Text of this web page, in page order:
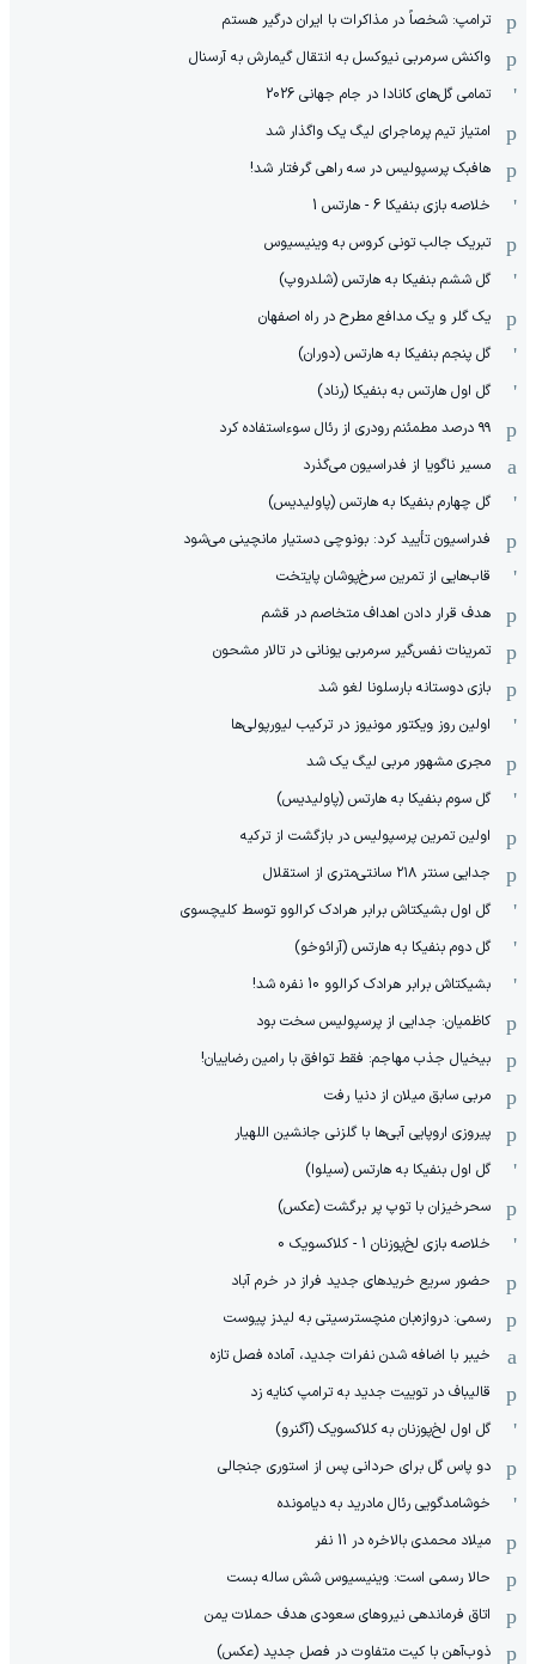
ترامپ: شخصاً در مذاکرات با ایران درگیر هستم
واکنش سرمربی نیوکسل به انتقال گیمارش به آرسنال
تمامی گل‌های کانادا در جام جهانی 2026
امتیاز تیم پرماجرای لیگ یک واگذار شد
هافبک پرسپولیس در سه راهی گرفتار شد!
خلاصه بازی بنفیکا 6 - هارتس 1
تبریک جالب تونی کروس به وینیسیوس
گل ششم بنفیکا به هارتس (شلدروپ)
یک گلر و یک مدافع مطرح در راه اصفهان
گل پنجم بنفیکا به هارتس (دوران)
گل اول هارتس به بنفیکا (رناد)
۹۹ درصد مطمئنم رودری از رئال سوءاستفاده کرد
مسیر ناگویا از فدراسیون می‌گذرد
گل چهارم بنفیکا به هارتس (پاولیدیس)
فدراسیون تأیید کرد: بونوچی دستیار مانچینی می‌شود
قاب‌هایی از تمرین سرخ‌پوشان پایتخت
هدف قرار دادن اهداف متخاصم در قشم
‏تمرینات نفس‌گیر سرمربی یونانی در تالار مشحون
بازی دوستانه بارسلونا لغو شد
اولین روز ویکتور مونیوز در ترکیب لیورپولی‌ها
مجری مشهور مربی لیگ یک شد
گل سوم بنفیکا به هارتس (پاولیدیس)
اولین تمرین پرسپولیس در بازگشت از ترکیه
جدایی سنتر ۲۱۸ سانتی‌متری از استقلال
گل اول بشیکتاش برابر هرادک کرالوو توسط کلیچسوی
گل دوم بنفیکا به هارتس (آرائوخو)
بشیکتاش برابر هرادک کرالوو 10 نفره شد!
کاظمیان: جدایی از پرسپولیس سخت بود
بیخیال جذب مهاجم: فقط توافق با رامین رضاییان!
مربی سابق میلان از دنیا رفت
پیروزی اروپایی آبی‌ها با گلزنی جانشین اللهیار
گل اول بنفیکا به هارتس (سیلوا)
سحرخیزان با توپ پر برگشت (عکس)
خلاصه بازی لخ‌پوزنان 1 - کلاکسویک 0
حضور سریع خریدهای جدید فراز در خرم آباد
رسمی: دروازه‌بان منچسترسیتی به لیدز پیوست
خیبر با اضافه شدن نفرات جدید، آماده فصل تازه
قالیباف در توییت جدید به ترامپ کنایه زد
گل اول لخ‌پوزنان به کلاکسویک (آگنرو)
دو پاس گل برای حردانی پس از استوری جنجالی
خوشامدگویی رئال مادرید به دیامونده
میلاد محمدی بالاخره در 11 نفر
حالا رسمی است: وینیسیوس شش ساله بست
اتاق فرماندهی نیروهای سعودی هدف حملات یمن
ذوب‌آهن با کیت متفاوت در فصل جدید (عکس)